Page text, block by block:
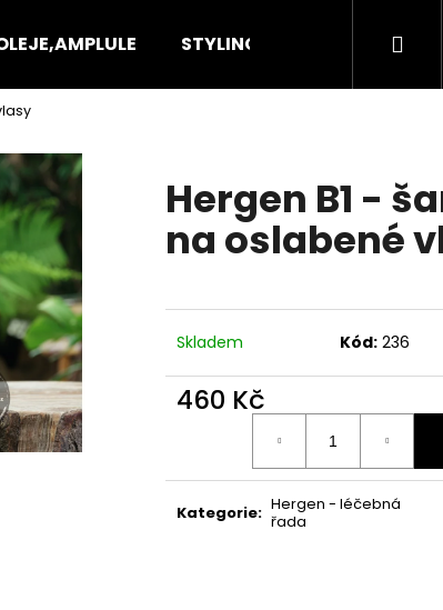
STYLING
Hergen B1 -
na oslabené
Skladem Kód: 236
460 Kč
Kategorie: Hergen - léčebná
řada
HLEDAT
PHF SMOOTH ŠAMPON PRO KREPATÉ